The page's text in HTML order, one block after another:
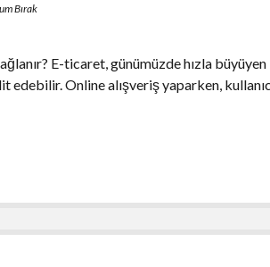
Bırak
E-ticaret, günümüzde hızla
edebilir. Online alışveriş yaparken,